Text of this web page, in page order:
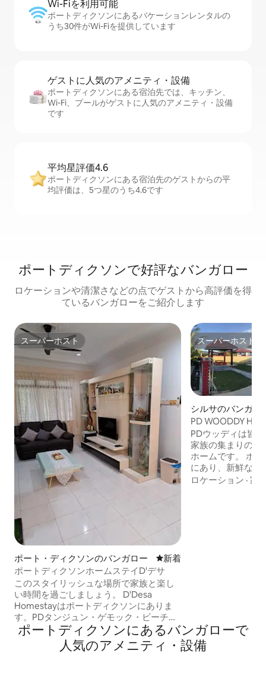
Wi-Fiを利⁠用⁠可⁠能
ポートディクソンにあるバケーションレンタルの
うち30件がWi-Fiを提供しています
ゲストに人⁠気⁠のア⁠メ⁠ニ⁠テ⁠ィ・設⁠備
ポートディクソンにある宿泊先では、キッチン、
Wi-Fi、プールがゲストに人気のアメニティ・設備
です
平均星評価4.6
ポートディクソンにある宿泊先のゲストからの平
均評価は、5つ星のうち4.6です
ポートディクソンで好評なバンガロー
ロケーションや清潔さなどの点でゲストから高評価を得
ているバンガローをご紹介します
スーパーホスト
スーパーホスト
ポート・ディクソンのバンガロー 新しい宿泊先
新着
ポートディクソンホームステイD'デサ
このスタイリッシュな場所で家族と楽し
い時間を過ごしましょう。 D'Desa
Homestayはポートディクソンにありま
す。PDタンジュン・ゲモック・ビーチ
（グローリー・ビーチ・リゾートとグラ
ンド・レクシス）まで車で5分。有名なハ
イパーマーケット（ロータス・ルクット
スーパーホスト
スーパーホスト
シルサのバンガロ
PD WOODDY
DICKSON
PDウッディは皆
家族の集まりのた
ホームです。 ホ
にあり、新鮮な空
の奇跡とともに
ロケーション ·家
ポートディクソンにあるバンガローで
人気のアメニティ・設備